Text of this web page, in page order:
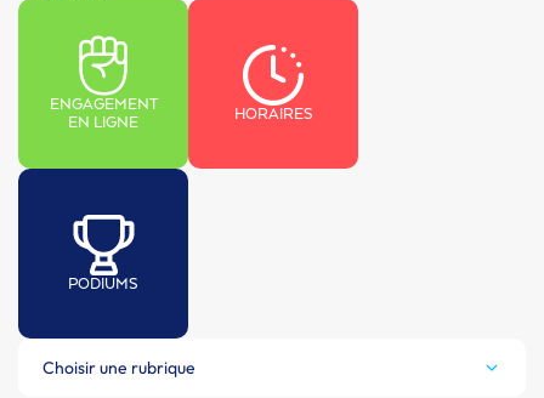
ENGAGEMENT
EN LIGNE
HORAIRES
PODIUMS
Choisir une rubrique